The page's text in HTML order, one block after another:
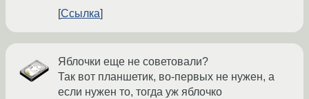
Ссылка
Яблочки еще не советовали?
Так вот планшетик, во-первых не нужен, а
если нужен то, тогда уж яблочко